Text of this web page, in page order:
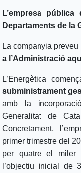
L’empresa
Departaments de la
La companyia preveu
a l’Administració
L’Energètica
subministrament
amb la
Generalitat de
Concretament,
primer trimestre del
per quatre el miler
l’objectiu inicial de